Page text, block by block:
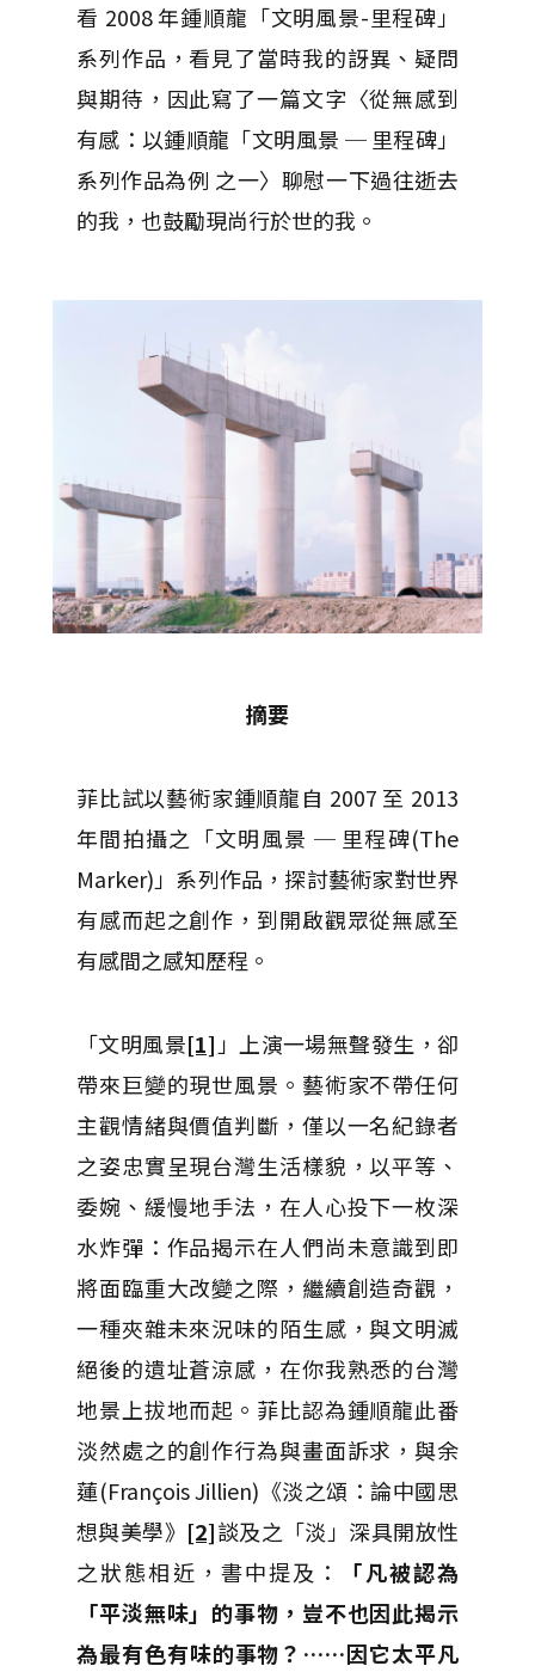
看 2008 年鍾順龍「文明風景-里程碑」
系列作品，看見了當時我的訝異、疑問
與期待，因此寫了一篇文字〈從無感到
有感：以鍾順龍「文明風景 ─ 里程碑」
系列作品為例 之一〉聊慰一下過往逝去
的我，也鼓勵現尚行於世的我。
摘要
菲比試以藝術家鍾順龍自 2007 至 2013
年間拍攝之「文明風景 ─ 里程碑(The
Marker)」系列作品，探討藝術家對世界
有感而起之創作，到開啟觀眾從無感至
有感間之感知歷程。
「文明風景[1]」上演一場無聲發生，卻
帶來巨變的現世風景。藝術家不帶任何
主觀情緒與價值判斷，僅以一名紀錄者
之姿忠實呈現台灣生活樣貌，以平等、
委婉、緩慢地手法，在人心投下一枚深
水炸彈：作品揭示在人們尚未意識到即
將面臨重大改變之際，繼續創造奇觀，
一種夾雜未來況味的陌生感，與文明滅
絕後的遺址蒼涼感，在你我熟悉的台灣
地景上拔地而起。菲比認為鍾順龍此番
淡然處之的創作行為與畫面訴求，與余
蓮(François Jillien)《淡之頌：論中國思
想與美學》 [2]談及之「淡」深具開放性
之狀態相近，書中提及：
「凡被認為
「平淡無味」的事物，豈不也因此揭示
為最有色有味的事物？……因它太平凡